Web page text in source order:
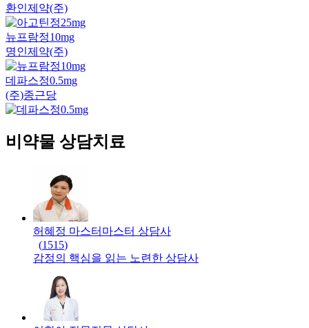
환인제약(주)
뉴프람정10mg
명인제약(주)
데파스정0.5mg
(주)종근당
비약물 상담치료
허혜정 마스터 마스터 상담사
(1515)
감정의 핵심을 읽는 노련한 상담사